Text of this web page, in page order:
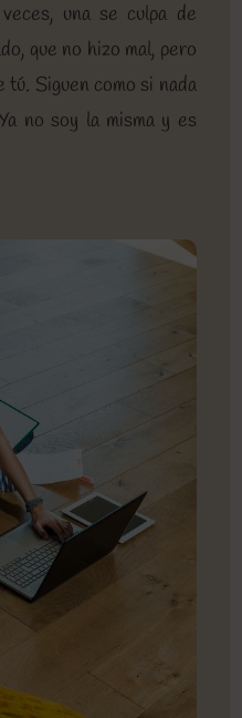
una se culpa de
que no hizo mal, pero
Siguen como si nada
no soy la misma y es